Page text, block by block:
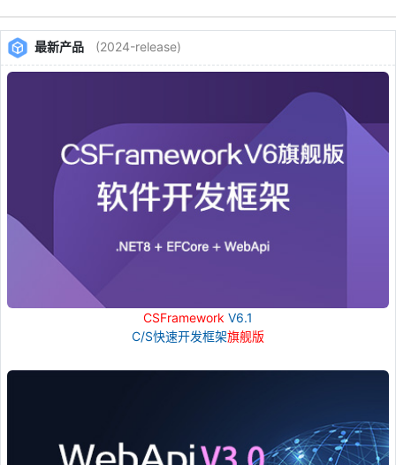
最新产品 (2024-release)
CSFramework V6.1
C/S快速开发框架旗舰版